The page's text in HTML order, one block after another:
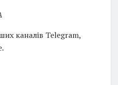
каналів Telegram,